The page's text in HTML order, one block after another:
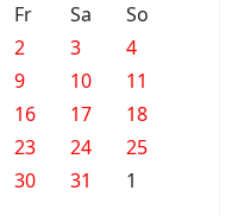
Fr Sa
So
2 3
4
9 10
11
16 17
18
23 24
25
30 31 1